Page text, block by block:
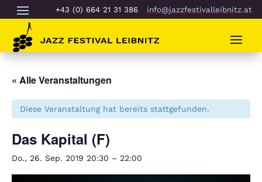
+43 (0) 664 21 31 386 info@jazzfestivalleibnitz.at
« Alle Veranstaltungen
Diese Veranstaltung hat bereits stattgefunden.
Das Kapital (F)
Do., 26. Sep. 2019 20:30 – 22:00